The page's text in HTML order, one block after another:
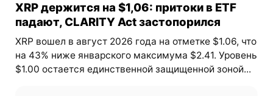
XRP держится на $1,06: притоки в ETF
падают, CLARITY Act застопорился
XRP вошел в август 2026 года на отметке $1.06, что
на 43% ниже январского максимума $2.41. Уровень
$1.00 остается единственной защищенной зоной...